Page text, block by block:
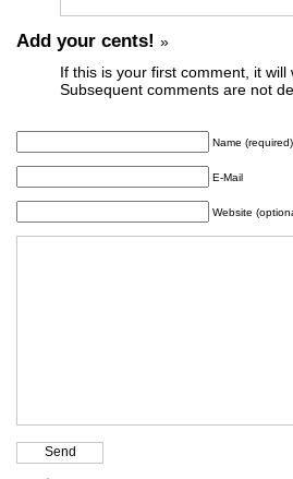
Add your cents! »
If this is your first comment, it
Subsequent comments are not
Name (required)
E-Mail
Website